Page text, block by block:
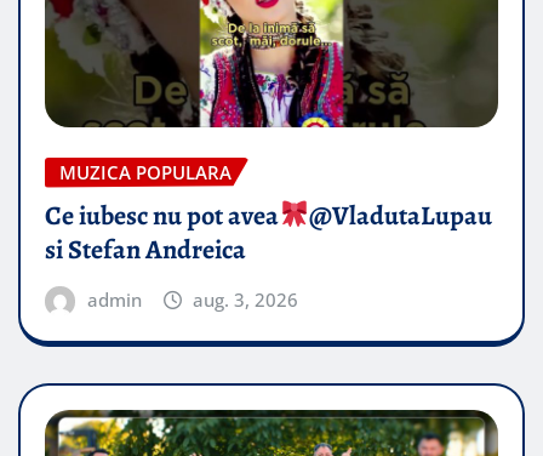
MUZICA POPULARA
Ce iubesc nu pot avea
​@VladutaLupau
si Stefan Andreica
admin aug. 3, 2026